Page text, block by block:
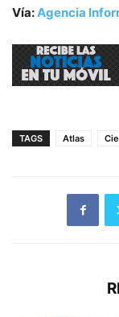
Vía:Agencia
TAGS Atlas